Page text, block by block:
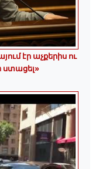
էր աչքերիս ու
ստացել»